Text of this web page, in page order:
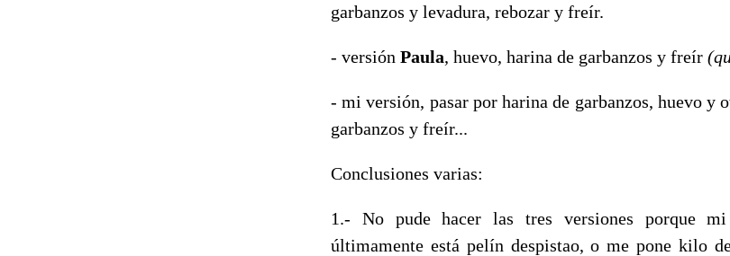
garbanzos y levadura, rebozar y freír.
- versión Paula, huevo, harina de garbanzos y freír
- mi versión, pasar por harina de garbanzos, huevo y
garbanzos y freír...
Conclusiones varias:
1.- No pude hacer las tres versiones porque
últimamente está pelín despistao, o me pone kilo